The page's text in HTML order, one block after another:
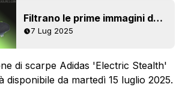
Filtrano le prime immagini delle scarpe Adidas Predator 'Electric Stealth' 25-26 Black Pack
7 Lug 2025
di scarpe Adidas 'Electric Stealth'
disponibile da martedì 15 luglio 2025.